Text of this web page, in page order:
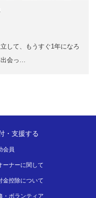
して、もうすぐ1年になろ
出会っ…
・支援する
会員
ーナーに関して
金控除について
・ボランティア